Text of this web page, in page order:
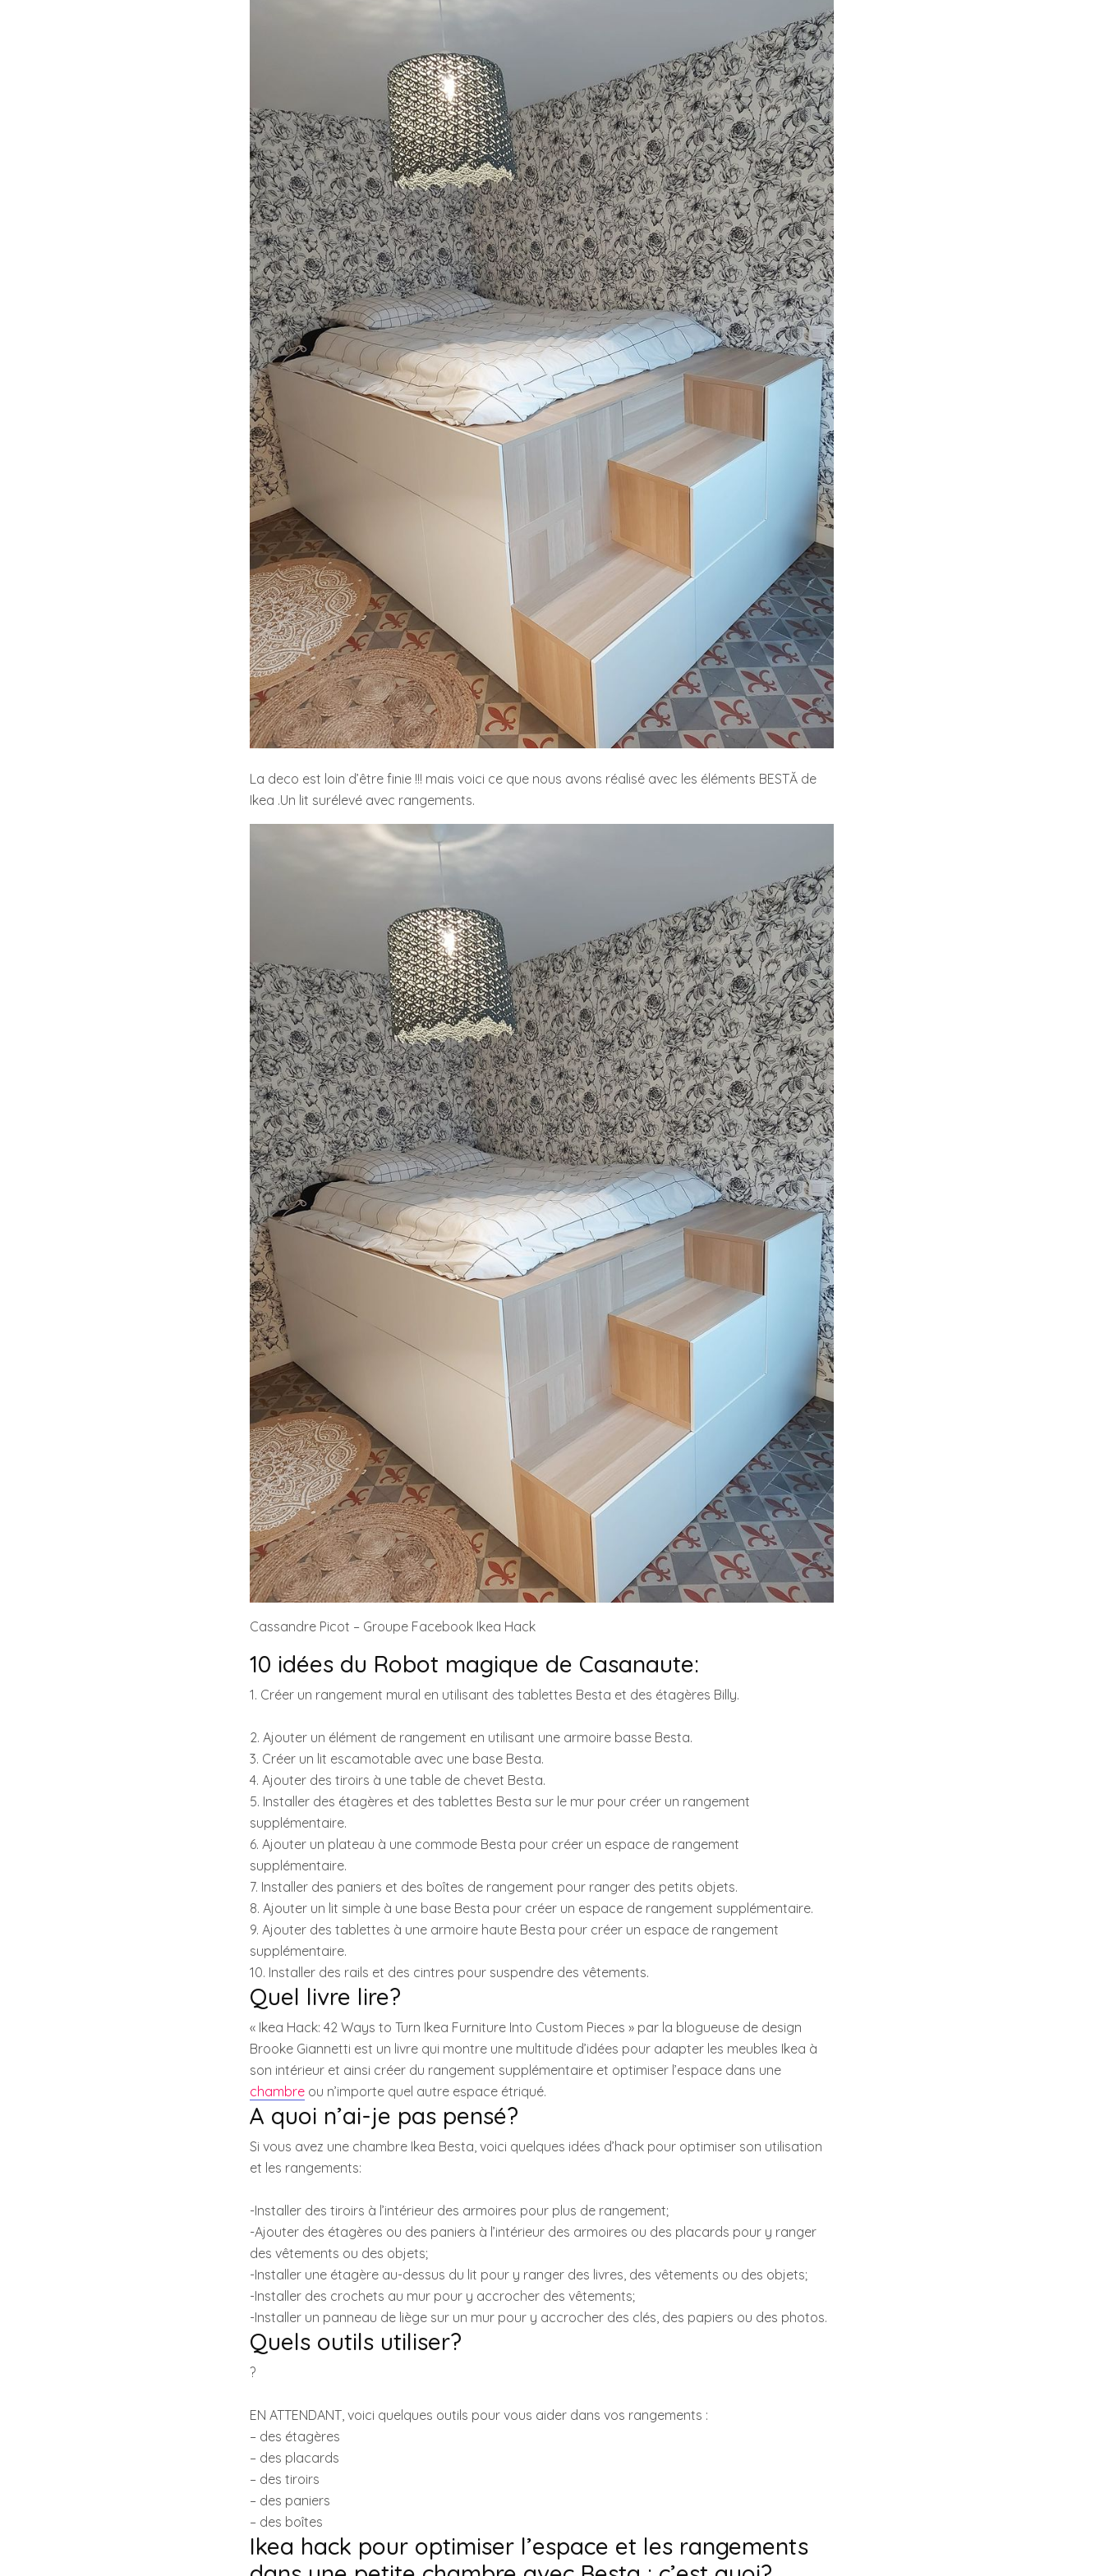
La deco est loin d’être finie !!! mais voici ce que nous avons réalisé avec les éléments BESTĂ de
Ikea .Un lit surélevé avec rangements.
Cassandre Picot – Groupe Facebook Ikea Hack
10 idées du Robot magique de Casanaute:
1. Créer un rangement mural en utilisant des tablettes Besta et des étagères Billy.
2. Ajouter un élément de rangement en utilisant une armoire basse Besta.
3. Créer un lit escamotable avec une base Besta.
4. Ajouter des tiroirs à une table de chevet Besta.
5. Installer des étagères et des tablettes Besta sur le mur pour créer un rangement
supplémentaire.
6. Ajouter un plateau à une commode Besta pour créer un espace de rangement
supplémentaire.
7. Installer des paniers et des boîtes de rangement pour ranger des petits objets.
8. Ajouter un lit simple à une base Besta pour créer un espace de rangement supplémentaire.
9. Ajouter des tablettes à une armoire haute Besta pour créer un espace de rangement
supplémentaire.
10. Installer des rails et des cintres pour suspendre des vêtements.
Quel livre lire?
« Ikea Hack: 42 Ways to Turn Ikea Furniture Into Custom Pieces » par la blogueuse de design
Brooke Giannetti est un livre qui montre une multitude d’idées pour adapter les meubles Ikea à
son intérieur et ainsi créer du rangement supplémentaire et optimiser l’espace dans une
chambre ou n’importe quel autre espace étriqué.
A quoi n’ai-je pas pensé?
Si vous avez une chambre Ikea Besta, voici quelques idées d’hack pour optimiser son utilisation
et les rangements:
-Installer des tiroirs à l’intérieur des armoires pour plus de rangement;
-Ajouter des étagères ou des paniers à l’intérieur des armoires ou des placards pour y ranger
des vêtements ou des objets;
-Installer une étagère au-dessus du lit pour y ranger des livres, des vêtements ou des objets;
-Installer des crochets au mur pour y accrocher des vêtements;
-Installer un panneau de liège sur un mur pour y accrocher des clés, des papiers ou des photos.
Quels outils utiliser?
?
EN ATTENDANT, voici quelques outils pour vous aider dans vos rangements :
– des étagères
– des placards
– des tiroirs
– des paniers
– des boîtes
Ikea hack pour optimiser l’espace et les rangements